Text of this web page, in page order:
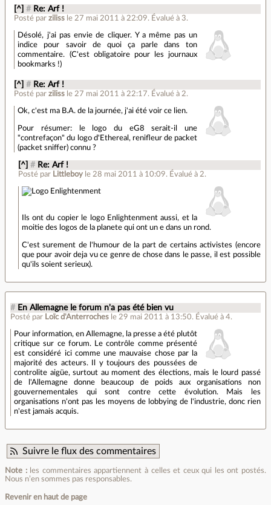
[^] # Re: Arf !
Posté parziliss le 27 mai 2011 à 22:09. Évalué à 3.
Désolé, j'ai pas envie de cliquer. Y a même pas un
indice pour savoir de quoi ça parle dans ton
commentaire. (C'est obligatoire pour les journaux
bookmarks !)
[^] # Re: Arf !
Posté parziliss le 27 mai 2011 à 22:17. Évalué à 2.
Ok, c'est ma B.A. de la journée, j'ai été voir ce lien.
Pour résumer: le logo du eG8 serait-il une
"contrefaçon" du logo d'Ethereal, renifleur de packet
(packet sniffer) connu ?
[^] # Re: Arf !
Posté par Littleboy le 28 mai 2011 à 10:09. Évalué à 2.
Ils ont du copier le logo Enlightenment aussi, et la
moitie des logos de la planete qui ont un e dans un rond.
C'est surement de l'humour de la part de certains activistes (encore
que pour avoir deja vu ce genre de chose dans le passe, il est possible
qu'ils soient serieux).
# En Allemagne le forum n'a pas été bien vu
Posté par Loïc d'Anterroches le 29 mai 2011 à 13:50. Évalué à 4.
Pour information, en Allemagne, la presse a été plutôt
critique sur ce forum. Le contrôle comme présenté
est considéré ici comme une mauvaise chose par la
majorité des acteurs. Il y toujours des poussées de
controlite aigüe, surtout au moment des élections, mais le lourd passé
de l'Allemagne donne beaucoup de poids aux organisations non
gouvernementales qui sont contre cette évolution. Mais les
organisations n'ont pas les moyens de lobbying de l'industrie, donc rien
n'est jamais acquis.
Suivre le flux des commentaires
Note :les commentaires appartiennent à celles et ceux qui les ont postés.
Nous n’en sommes pas responsables.
Revenir en haut de page